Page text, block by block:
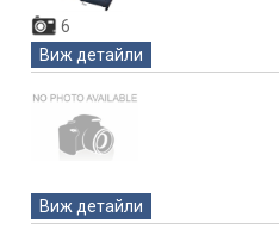
6
Виж детайли
Виж детайли